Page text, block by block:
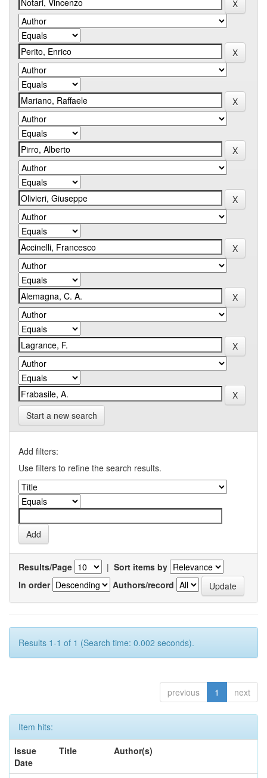
Start a new search
Add filters:
Use filters to refine the search results.
Results/Page | Sort items by
In order
Authors/record
Results 1-1 of 1 (Search time: 0.002 seconds).
previous 1 next
Item hits:
Issue
Date
Title Author(s)